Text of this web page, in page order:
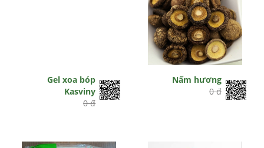
Gel xoa bóp
Kasviny
0 đ
Nấm hương
0 đ